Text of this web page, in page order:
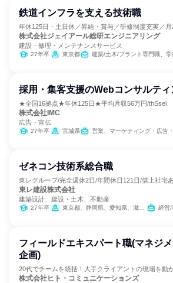
鉄道インフラを支える技術職
年休125日・土日休／昇給・賞与／研修制度充実／月
株式会社ジェイアール総研エンジニアリング
建設・修理・メンテナンスサービス
27年卒 東京都 建築/土木/プラント専門職、学術研
採用・集客支援のWebコンサルティ
★全国16拠点★年休125日★平均月収56万円/thSsei
株式会社IMC
広告・宣伝
27年卒 宮城県 営業、マーケティング・広告
ゼネコン技術系総合職
東レグループ/完全週休2日/年間休日121日/借上社宅
東レ建設株式会社
建築設計、建設・土木、不動産
27年卒 東京都、静岡県、愛知県、滋賀県、大阪府 経営/事業
フィールドエキスパート職(マネジ
企画)
20代でチームを統括！大手クライアントの現場を動
株式会社ヒト・コミュニケーションズ